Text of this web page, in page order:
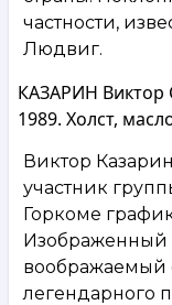
частности,
Людвиг.
КАЗАРИН Виктор
1989. Холст,
Виктор
участник
Горкоме
Изображенный
воображаемый
легендарного